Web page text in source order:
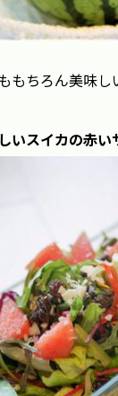
もちろん美味
いスイカの赤い